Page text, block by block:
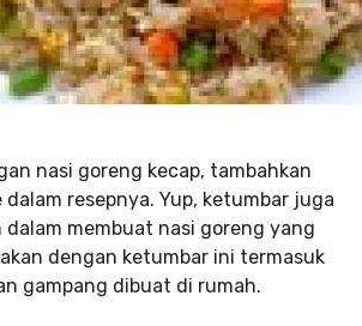
nasi goreng kecap, tambahkan
dalam resepnya. Yup, ketumbar juga
dalam membuat nasi goreng yang
dengan ketumbar ini termasuk
gampang dibuat di rumah.